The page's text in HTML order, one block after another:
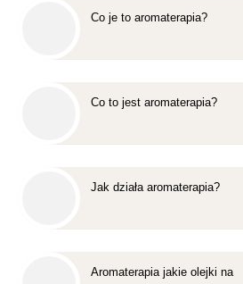
Co je to aromaterapia?
Co to jest aromaterapia?
Jak działa aromaterapia?
Aromaterapia jakie olejki na